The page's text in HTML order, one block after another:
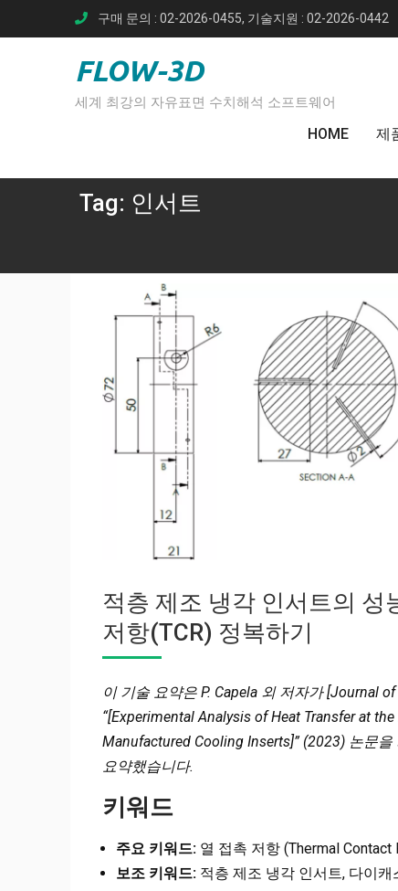
to
구매 문의 : 02-2026-0455, 기술지원 : 02-2026-0442
FLOW-3D
세계 최강의 자유표면 수치해석 소프트웨어
HOME 제
Tag: 인서트
적층 제조 냉각 인서트의 성
저항(TCR) 정복하기
이 기술 요약은 P. Capela 외 저자가 [Journal
“[Experimental Analysis of Heat Transfer at
Manufactured Cooling Inserts]” (2023) 논문
요약했습니다.
키워드
주요 키워드: 열 접촉 저항 (Thermal Contact
보조 키워드: 적층 제조 냉각 인서트, 다이캐